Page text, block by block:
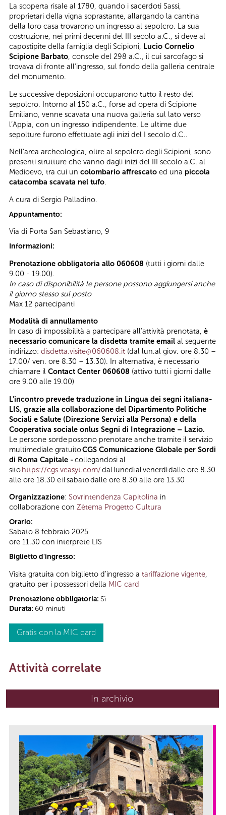
La scoperta risale al 1780, quando i sacerdoti Sassi,
proprietari della vigna soprastante, allargando la cantina
della loro casa trovarono un ingresso al sepolcro. La sua
costruzione, nei primi decenni del III secolo a.C., si deve al
capostipite della famiglia degli Scipioni, Lucio Cornelio
Scipione Barbato, console del 298 a.C., il cui sarcofago si
trovava di fronte all’ingresso, sul fondo della galleria centrale
del monumento.
Le successive deposizioni occuparono tutto il resto del
sepolcro. Intorno al 150 a.C., forse ad opera di Scipione
Emiliano, venne scavata una nuova galleria sul lato verso
l’Appia, con un ingresso indipendente. Le ultime due
sepolture furono effettuate agli inizi del I secolo d.C..
Nell’area archeologica, oltre al sepolcro degli Scipioni, sono
presenti strutture che vanno dagli inizi del III secolo a.C. al
Medioevo, tra cui un colombario affrescato ed una piccola
catacomba scavata nel tufo.
A cura di Sergio Palladino.
Appuntamento:
Via di Porta San Sebastiano, 9
Informazioni:
Prenotazione obbligatoria allo 060608 (tutti i giorni dalle
9.00 - 19.00).
In caso di disponibilità le persone possono aggiungersi anche
il giorno stesso sul posto
Max 12 partecipanti
Modalità di annullamento
In caso di impossibilità a partecipare all’attività prenotata, è
necessario comunicare la disdetta tramite email al seguente
indirizzo: disdetta.visite@060608.it (dal lun.al giov. ore 8.30 –
17.00/ ven. ore 8.30 – 13.30). In alternativa, è necessario
chiamare il Contact Center 060608 (attivo tutti i giorni dalle
ore 9.00 alle 19.00)
L'incontro prevede traduzione in Lingua dei segni italiana-
LIS, grazie alla collaborazione del Dipartimento Politiche
Sociali e Salute (Direzione Servizi alla Persona) e della
Cooperativa sociale onlus Segni di Integrazione – Lazio.
Le persone sorde possono prenotare anche tramite il servizio
multimediale gratuitoCGS Comunicazione Globale per Sordi
di Roma Capitale -collegandosi al
sitohttps://cgs.veasyt.com/dal lunedì al venerdì dalle ore 8.30
alle ore 18.30 e il sabato dalle ore 8.30 alle ore 13.30
Organizzazione: Sovrintendenza Capitolina in
collaborazione con Zètema Progetto Cultura
Orario:
Sabato 8 febbraio 2025
ore 11.30 con interprete LIS
Biglietto d'ingresso:
Visita gratuita con biglietto d'ingresso a tariffazione vigente,
gratuito per i possessori della MIC card
Prenotazione obbligatoria: Sì
Durata: 60 minuti
Gratis con la MIC card
Attività correlate
In archivio